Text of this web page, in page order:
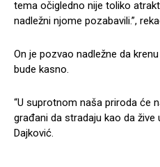
tema očigledno nije toliko
nadležni njome pozabavili.”,
On je pozvao nadležne da
bude kasno.
“U suprotnom naša priroda će
građani da stradaju kao da žive
Dajković.